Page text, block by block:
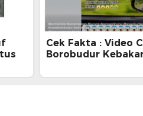
Cek Fakta : Video
Borobudur